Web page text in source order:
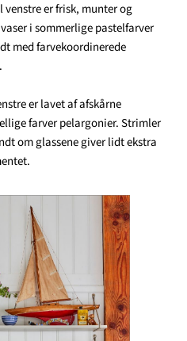
er frisk, munter og
i sommerlige pastelfarver
med farvekoordinerede
er lavet af afskårne
farver pelargonier. Strimler
om glassene giver lidt ekstra